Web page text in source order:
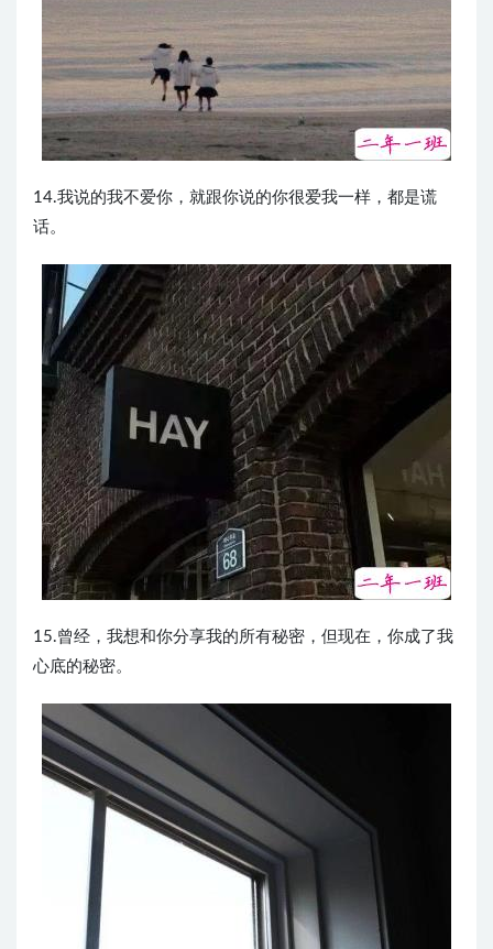
14.我说的我不爱你，就跟你说的你很爱我一样，都是谎
话。
15.曾经，我想和你分享我的所有秘密，但现在，你成了我
心底的秘密。